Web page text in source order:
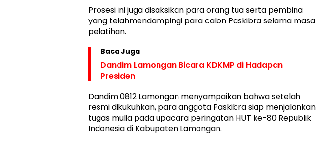
Prosesi ini juga disaksikan para orang tua serta pembina
yang telahmendampingi para calon Paskibra selama masa
pelatihan.
Baca Juga
Dandim Lamongan Bicara KDKMP di Hadapan
Presiden
Dandim 0812 Lamongan menyampaikan bahwa setelah
resmi dikukuhkan, para anggota Paskibra siap menjalankan
tugas mulia pada upacara peringatan HUT ke-80 Republik
Indonesia di Kabupaten Lamongan.